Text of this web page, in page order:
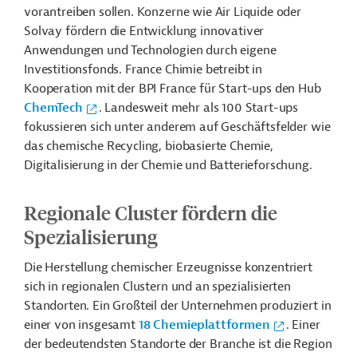
vorantreiben sollen. Konzerne wie Air Liquide oder
Solvay fördern die Entwicklung innovativer
Anwendungen und Technologien durch eigene
Investitionsfonds. France Chimie betreibt in
Kooperation mit der BPI France für Start-ups den Hub
ChemTech
. Landesweit mehr als 100 Start-ups
fokussieren sich unter anderem auf Geschäftsfelder wie
das chemische Recycling, biobasierte Chemie,
Digitalisierung in der Chemie und Batterieforschung.
Regionale Cluster fördern die
Spezialisierung
Die Herstellung chemischer Erzeugnisse konzentriert
sich in regionalen Clustern und an spezialisierten
Standorten. Ein Großteil der Unternehmen produziert in
einer von insgesamt 18 Chemieplattformen
. Einer
der bedeutendsten Standorte der Branche ist die Region